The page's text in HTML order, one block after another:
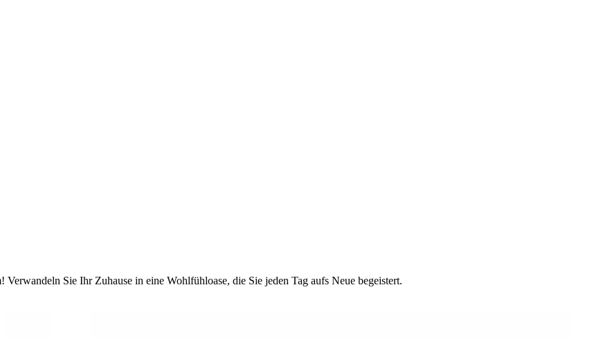
Sie Ihr Zuhause in eine Wohlfühloase, die Sie jeden Tag aufs Neue begeistert.